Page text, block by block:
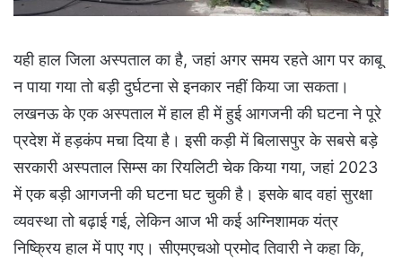
यही हाल जिला अस्पताल का है, जहां अगर समय रहते आग पर काबू
न पाया गया तो बड़ी दुर्घटना से इनकार नहीं किया जा सकता।
लखनऊ के एक अस्पताल में हाल ही में हुई आगजनी की घटना ने पूरे
प्रदेश में हड़कंप मचा दिया है। इसी कड़ी में बिलासपुर के सबसे बड़े
सरकारी अस्पताल सिम्स का रियलिटी चेक किया गया, जहां 2023
में एक बड़ी आगजनी की घटना घट चुकी है। इसके बाद वहां सुरक्षा
व्यवस्था तो बढ़ाई गई, लेकिन आज भी कई अग्निशामक यंत्र
निष्क्रिय हाल में पाए गए। सीएमएचओ प्रमोद तिवारी ने कहा कि,